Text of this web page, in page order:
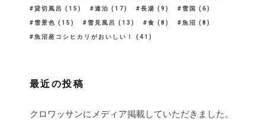
貸切風呂 (15) 連泊 (17) 長湯 (9) 雪国 (6)
雪景色 (15) 雪見風呂 (13) 食 (8) 魚沼 (8)
魚沼産コシヒカリがおいしい！ (41)
最近の投稿
クロワッサンにメディア掲載していただきました。